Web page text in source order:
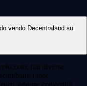
vendo Decentraland su
hai diverse
i tuoi
oppure convertirli